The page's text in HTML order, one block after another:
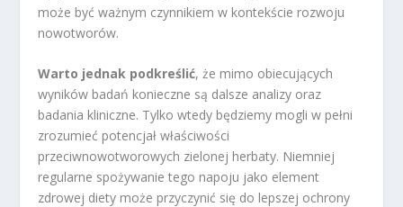
może być ważnym czynnikiem w kontekście rozwoju
nowotworów.
Warto jednak podkreślić, że mimo obiecujących
wyników badań konieczne są dalsze analizy oraz
badania kliniczne. Tylko wtedy będziemy mogli w pełni
zrozumieć potencjał właściwości
przeciwnowotworowych zielonej herbaty. Niemniej
regularne spożywanie tego napoju jako element
zdrowej diety może przyczynić się do lepszej ochrony